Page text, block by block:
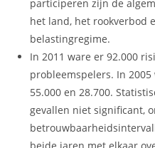
participeren zijn de
het land, het rookverbod
belastingregime.
In 2011 ware er 92.000
probleemspelers. In
55.000 en 28.700.
gevallen niet significant,